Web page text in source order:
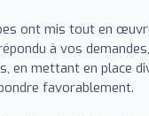
ont mis tout en
à vos
en mettant en place
favorablement.